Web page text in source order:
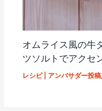
オムライス風の牛
ツソルトでアクセ
レシピ| アンバサダー投稿